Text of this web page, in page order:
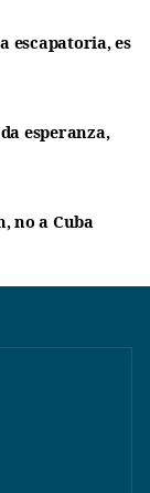
escapatoria, es
esperanza,
no a Cuba